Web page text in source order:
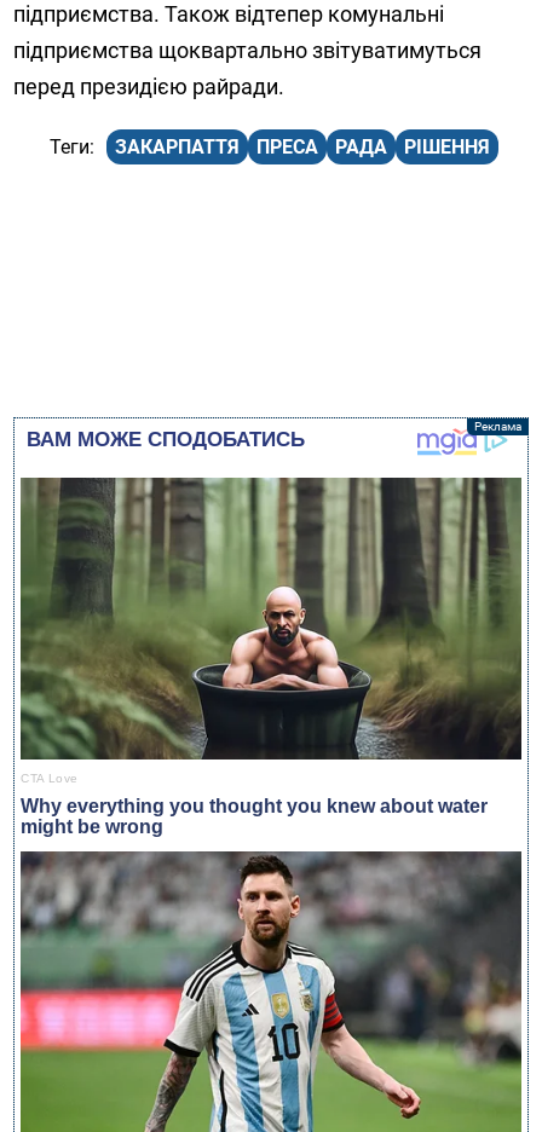
підприємства. Також відтепер комунальні
підприємства щоквартально звітуватимуться
перед президією райради.
ЗАКАРПАТТЯ ПРЕСА РАДА РІШЕННЯ